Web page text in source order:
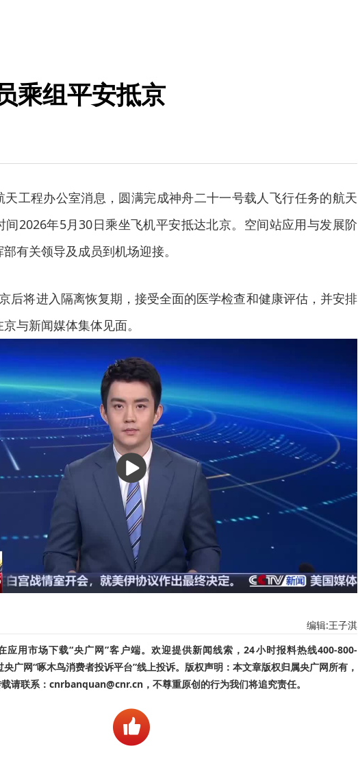
乘组平安抵京
天工程办公室消息，圆满完成神舟二十一号载人飞行任务的航天
间2026年5月30日乘坐飞机平安抵达北京。空间站应用与发展阶
有关领导及成员到机场迎接。
后将进入隔离恢复期，接受全面的医学检查和健康评估，并安排
与新闻媒体集体见面。
播
放
编辑:王子淇
应用市场下载“央广网”客户端。欢迎提供新闻线索，24小时报料热线400-800-
广网“啄木鸟消费者投诉平台”线上投诉。版权声明：本文章版权归属央广网所有，
请联系：cnrbanquan@cnr.cn，不尊重原创的行为我们将追究责任。